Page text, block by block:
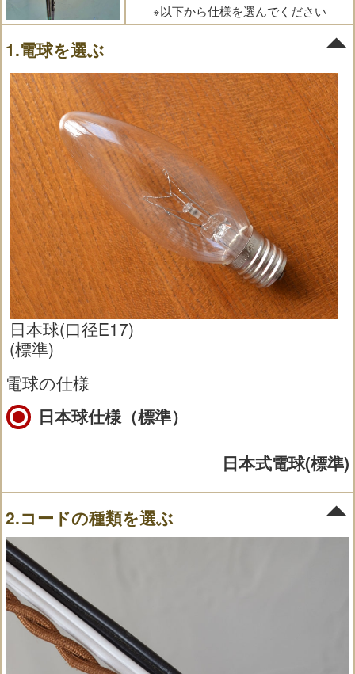
※以下から仕様を選んでください
1.電球を選ぶ
日本球(口径E17)
(標準)
電球の仕様
日本球仕様（標準）
日本式電球(標準)
2.コードの種類を選ぶ